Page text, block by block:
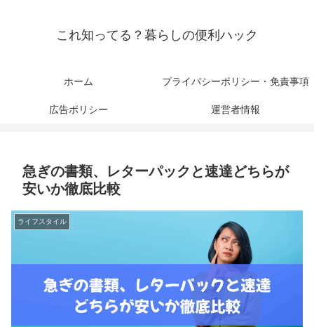
これ知ってる？暮らしの便利ハック
ホーム プライバシーポリシー・免責事項
広告ポリシー 運営者情報
急ぎの書類、レターパックと速達どちらが
安いか徹底比較
ライフスタイル